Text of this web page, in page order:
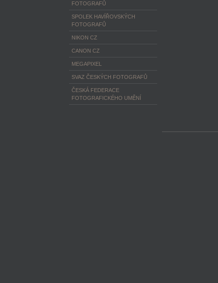
FOTOGRAFŮ
SPOLEK HAVÍŘOVSKÝCH
FOTOGRAFŮ
NIKON CZ
CANON CZ
MEGAPIXEL
SVAZ ČESKÝCH FOTOGRAFŮ
ČESKÁ FEDERACE
FOTOGRAFICKÉHO UMĚNÍ